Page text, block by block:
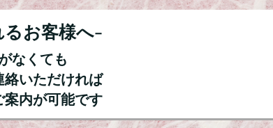
お客様へ-
なくても
いただければ
案内が可能です